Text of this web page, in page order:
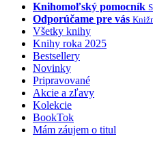
Knihomoľský pomocník
Odporúčame pre vás
Všetky knihy
Knihy roka 2025
Bestsellery
Novinky
Pripravované
Akcie a zľavy
Kolekcie
BookTok
Mám záujem o titul